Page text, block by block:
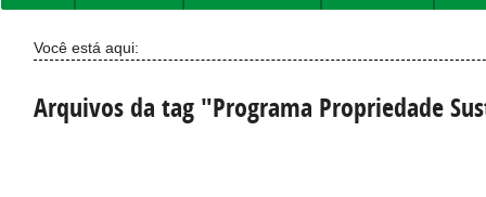
Você está aqui:
Arquivos da tag "Programa Propriedade